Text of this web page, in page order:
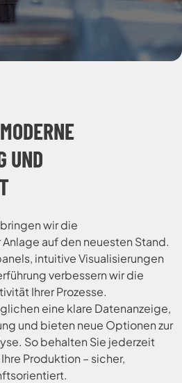
UND
wir die
auf den neuesten Stand.
intuitive Visualisierungen
verbessern wir die
Ihrer Prozesse.
eine klare Datenanzeige,
und bieten neue Optionen zur
So behalten Sie jederzeit
Produktion – sicher,